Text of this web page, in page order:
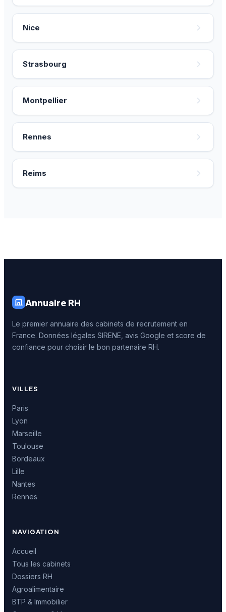
Nice
Strasbourg
Montpellier
Rennes
Reims
Annuaire RH
Le premier annuaire des cabinets de recrutement en
France. Données légales SIRENE, avis Google et score de
confiance pour choisir le bon partenaire RH.
VILLES
Paris
Lyon
Marseille
Toulouse
Bordeaux
Lille
Nantes
Rennes
NAVIGATION
Accueil
Tous les cabinets
Dossiers RH
Agroalimentaire
BTP & Immobilier